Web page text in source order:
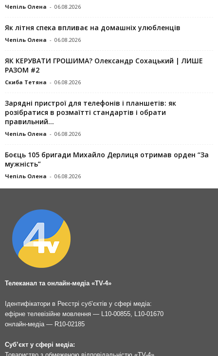
Чепіль Олена - 06.08.2026
Як літня спека впливає на домашніх улюбленців
Чепіль Олена - 06.08.2026
ЯК КЕРУВАТИ ГРОШИМА? Олександр Сохацький | ЛИШЕ
РАЗОМ #2
Скиба Тетяна - 06.08.2026
Зарядні пристрої для телефонів і планшетів: як
розібратися в розмаїтті стандартів і обрати
правильний...
Чепіль Олена - 06.08.2026
Боєць 105 бригади Михайло Дерлиця отримав орден “За
мужність”
Чепіль Олена - 06.08.2026
Телеканал та онлайн-медіа «TV-4»
Ідентифікатори в Реєстрі суб’єктів у сфері медіа:
ефірне телевізійне мовлення — L10-00855, L10-01670
онлайн-медіа — R10-02185
Суб’єкт у сфері медіа: